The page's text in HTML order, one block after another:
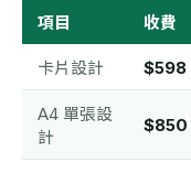
項目 收費
卡片設計 $598
A4 單張設
計
$850